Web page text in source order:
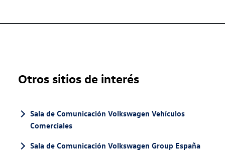
Otros sitios de interés
Sala de Comunicación Volkswagen Vehículos
Comerciales
Sala de Comunicación Volkswagen Group España